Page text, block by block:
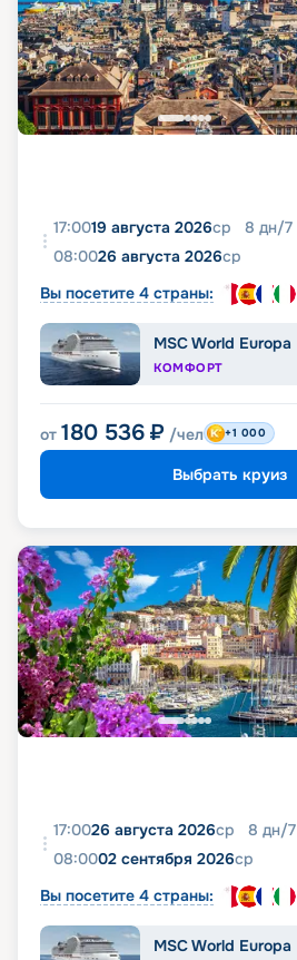
17:0019 августа 2026ср 8 дн/7
08:0026 августа 2026ср
Вы посетите 4 страны:
MSC World Europa
КОМФОРТ
от 180 536 ₽ /чел +1 000
Выбрать круиз
17:0026 августа 2026ср 8 дн/7
08:0002 сентября 2026ср
Вы посетите 4 страны:
MSC World Europa